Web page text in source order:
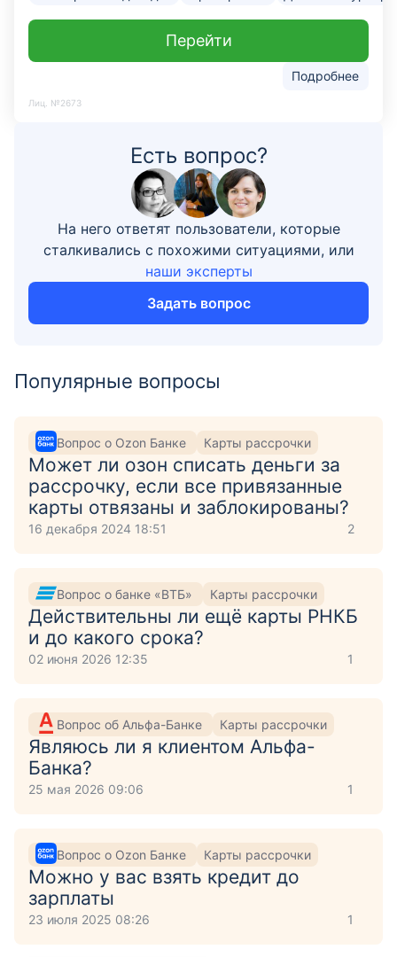
Подробнее
Перейти
Лиц. №2673
Есть вопрос?
На него ответят пользователи, которые
сталкивались с похожими ситуациями, или
наши эксперты
Задать вопрос
Популярные вопросы
Вопрос о Ozon Банке Карты рассрочки
Может ли озон списать деньги за
рассрочку, если все привязанные
карты отвязаны и заблокированы?
16 декабря 2024 18:51 2
Вопрос о банке «ВТБ» Карты рассрочки
Действительны ли ещё карты РНКБ
и до какого срока?
02 июня 2026 12:35 1
Вопрос об Альфа-Банке Карты рассрочки
Являюсь ли я клиентом Альфа-
Банка?
25 мая 2026 09:06 1
Вопрос о Ozon Банке Карты рассрочки
Можно у вас взять кредит до
зарплаты
23 июля 2025 08:26 1